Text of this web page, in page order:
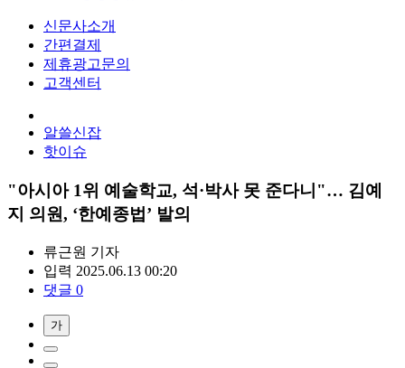
신문사소개
간편결제
제휴광고문의
고객센터
알쓸신잡
핫이슈
"아시아 1위 예술학교, 석·박사 못 준다니"… 김예
지 의원, ‘한예종법’ 발의
류근원 기자
입력 2025.06.13 00:20
댓글 0
가